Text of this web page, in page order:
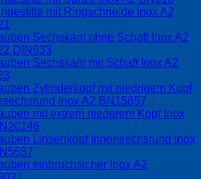
mit Ringschneide Inox A2
Sechskant ohne Schaft Inox A2
DIN933
Sechskant mit Schaft Inox A2
Zylinderkopf mit niedrigem Kopf
Inox A2 BN15857
mit extrem niederem Kopf Inox
Linsenkopf Innensechsrund Inox
einbruchsicher Inox A2